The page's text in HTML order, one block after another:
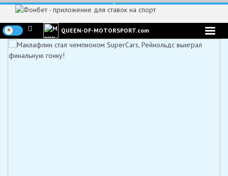
Перейти
содержимому
QUEEN-OF-MOTORSPORT.com